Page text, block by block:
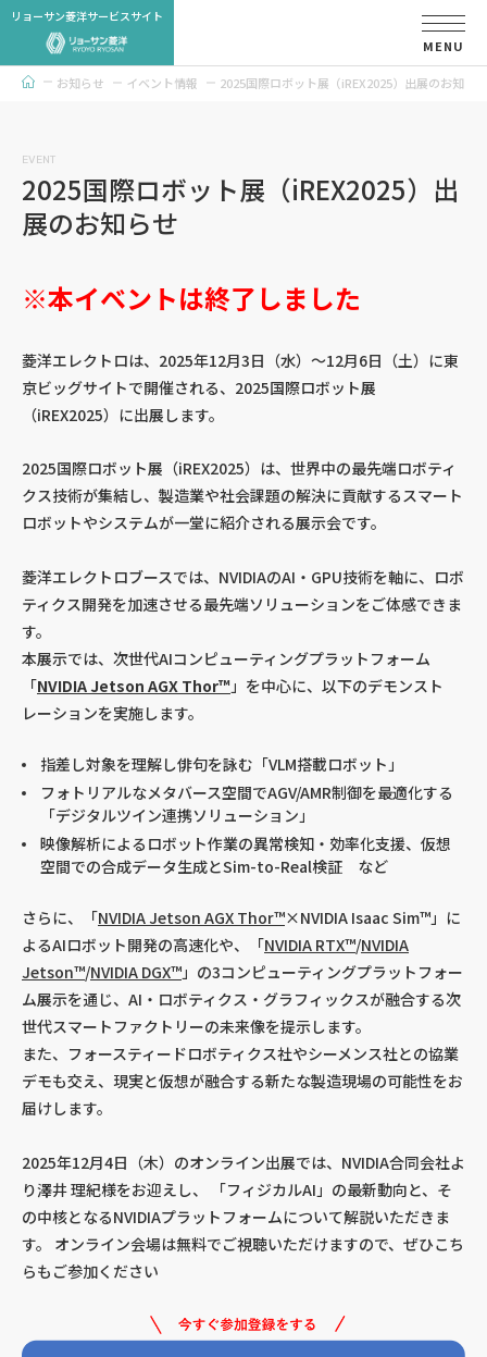
リョーサン菱洋サービスサイト
MENU
トップページ
お知らせ イベント情報 2025国際ロボット展（iREX2025）出展のお知ら
EVENT
2025国際ロボット展（iREX2025）出
展のお知らせ
※本イベントは終了しました
菱洋エレクトロは、2025年12月3日（水）～12月6日（土）に東
京ビッグサイトで開催される、2025国際ロボット展
（iREX2025）に出展します。
2025国際ロボット展（iREX2025）は、世界中の最先端ロボティ
クス技術が集結し、製造業や社会課題の解決に貢献するスマート
ロボットやシステムが一堂に紹介される展示会です。
菱洋エレクトロブースでは、NVIDIAのAI・GPU技術を軸に、ロボ
ティクス開発を加速させる最先端ソリューションをご体感できま
す。
本展示では、次世代AIコンピューティングプラットフォーム
「NVIDIA Jetson AGX Thor™」を中心に、以下のデモンスト
レーションを実施します。
指差し対象を理解し俳句を詠む「VLM搭載ロボット」
フォトリアルなメタバース空間でAGV/AMR制御を最適化する
「デジタルツイン連携ソリューション」
映像解析によるロボット作業の異常検知・効率化支援、仮想
空間での合成データ生成とSim-to-Real検証 など
さらに、「NVIDIA Jetson AGX Thor™×NVIDIA Isaac Sim™」に
よるAIロボット開発の高速化や、「NVIDIA RTX™/NVIDIA
Jetson™/NVIDIA DGX™」の3コンピューティングプラットフォー
ム展示を通じ、AI・ロボティクス・グラフィックスが融合する次
世代スマートファクトリーの未来像を提示します。
また、フォースティードロボティクス社やシーメンス社との協業
デモも交え、現実と仮想が融合する新たな製造現場の可能性をお
届けします。
2025年12月4日（木）のオンライン出展では、NVIDIA合同会社よ
り澤井 理紀様をお迎えし、 「フィジカルAI」の最新動向と、そ
の中核となるNVIDIAプラットフォームについて解説いただきま
す。 オンライン会場は無料でご視聴いただけますので、ぜひこち
らもご参加ください